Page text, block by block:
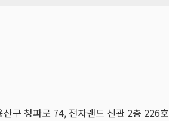
구 청파로 74, 전자랜드 신관 2층 226호